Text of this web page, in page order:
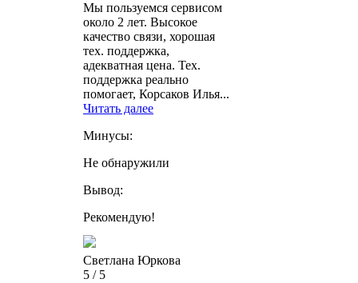
Мы пользуемся сервисом
около 2 лет. Высокое
качество связи, хорошая
тех. поддержка,
адекватная цена. Тех.
поддержка реально
помогает, Корсаков Илья...
Читать далее
Минусы:
Не обнаружили
Вывод:
Рекомендую!
Светлана Юркова
5 / 5